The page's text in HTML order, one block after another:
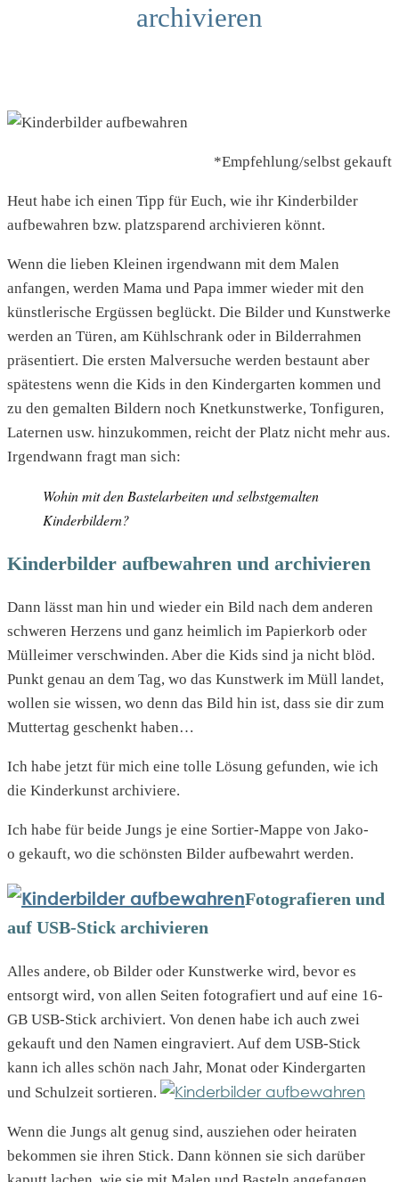
archivieren
*Empfehlung/selbst gekauft
Heut habe ich einen Tipp für Euch, wie ihr Kinderbilder
aufbewahren bzw. platzsparend archivieren könnt.
Wenn die lieben Kleinen irgendwann mit dem Malen
anfangen, werden Mama und Papa immer wieder mit den
künstlerische Ergüssen beglückt. Die Bilder und Kunstwerke
werden an Türen, am Kühlschrank oder in Bilderrahmen
präsentiert. Die ersten Malversuche werden bestaunt aber
spätestens wenn die Kids in den Kindergarten kommen und
zu den gemalten Bildern noch Knetkunstwerke, Tonfiguren,
Laternen usw. hinzukommen, reicht der Platz nicht mehr aus.
Irgendwann fragt man sich:
Wohin mit den Bastelarbeiten und selbstgemalten
Kinderbildern?
Kinderbilder aufbewahren und archivieren
Dann lässt man hin und wieder ein Bild nach dem anderen
schweren Herzens und ganz heimlich im Papierkorb oder
Mülleimer verschwinden. Aber die Kids sind ja nicht blöd.
Punkt genau an dem Tag, wo das Kunstwerk im Müll landet,
wollen sie wissen, wo denn das Bild hin ist, dass sie dir zum
Muttertag geschenkt haben…
Ich habe jetzt für mich eine tolle Lösung gefunden, wie ich
die Kinderkunst archiviere.
Ich habe für beide Jungs je eine Sortier-Mappe von Jako-
o gekauft, wo die schönsten Bilder aufbewahrt werden.
Fotografieren und
auf USB-Stick archivieren
Alles andere, ob Bilder oder Kunstwerke wird, bevor es
entsorgt wird, von allen Seiten fotografiert und auf eine 16-
GB USB-Stick archiviert. Von denen habe ich auch zwei
gekauft und den Namen eingraviert. Auf dem USB-Stick
kann ich alles schön nach Jahr, Monat oder Kindergarten
und Schulzeit sortieren.
Wenn die Jungs alt genug sind, ausziehen oder heiraten
bekommen sie ihren Stick. Dann können sie sich darüber